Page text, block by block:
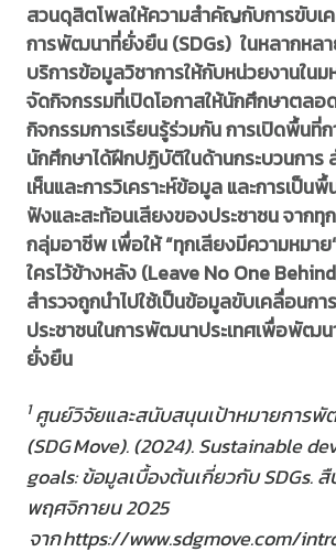
สวนดุสิตโพลให้ความสำคัญกับการขับเ
การพัฒนาที่ยั่งยืน (SDGs) ในหลากหล
บริการข้อมูลวิชาการให้กับหน่วยงานใน
จัดกิจกรรมที่เปิดโอกาสให้นักศึกษาตลอ
กิจกรรมการเรียนรู้ร่วมกัน การเปิดพื้นที่ก
นักศึกษาได้ฝึกปฏิบัติในด้านกระบวนการ
เห็นและการวิเคราะห์ข้อมูล และการเป็น
ฟังและสะท้อนเสียงของประชาชน จากทุ
กลุ่มอาชีพ เพื่อให้ “ทุกเสียงมีความหมา
ใครไว้ข้างหลัง (Leave No One
สำรวจถูกนำไปใช้เป็นข้อมูลขับเคลื่อนก
ประชาชนในการพัฒนาประเทศเพื่อพัฒ
ยั่งยืน
1ศูนย์วิจัยและสนับสนุนเป้าหมายการ
(SDG Move). (2024). Sustainable
goals: ข้อมูลเบื้องต้นเกี่ยวกับ SDGs. สื
พฤศจิกายน 2025
จาก https://www.sdgmove.com/